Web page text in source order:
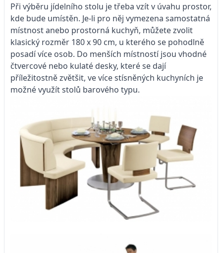
Při výběru jídelního stolu je třeba vzít v úvahu prostor,
kde bude umístěn. Je-li pro něj vymezena samostatná
místnost anebo prostorná kuchyň, můžete zvolit
klasický rozměr 180 x 90 cm, u kterého se pohodlně
posadí více osob. Do menších místností jsou vhodné
čtvercové nebo kulaté desky, které se dají
příležitostně zvětšit, ve více stísněných kuchyních je
možné využít stolů barového typu.